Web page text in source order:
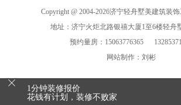
Copyright @ 2004-2026济宁轻舟墅美建筑装
地址：济宁火炬北路银禧大厦1至6楼轻舟
预约量房：15063776365
网站制作：刘彬
1分钟装修报价
花钱有计划，装修不败家